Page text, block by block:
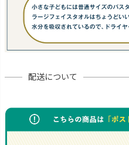
配送について